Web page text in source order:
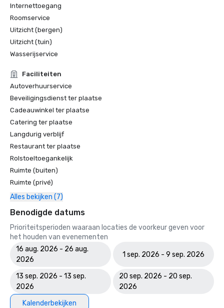
Internettoegang
Roomservice
Uitzicht (bergen)
Uitzicht (tuin)
Wasserijservice
Faciliteiten
Autoverhuurservice
Beveiligingsdienst ter plaatse
Cadeauwinkel ter plaatse
Catering ter plaatse
Langdurig verblijf
Restaurant ter plaatse
Rolstoeltoegankelijk
Ruimte (buiten)
Ruimte (privé)
Alles bekijken (7)
Benodigde datums
Prioriteitsperioden waaraan locaties de voorkeur geven voor
het houden van evenementen
16 aug. 2026 - 26 aug.
2026
1 sep. 2026 - 9 sep. 2026
13 sep. 2026 - 13 sep.
2026
20 sep. 2026 - 20 sep.
2026
Kalenderbekijken